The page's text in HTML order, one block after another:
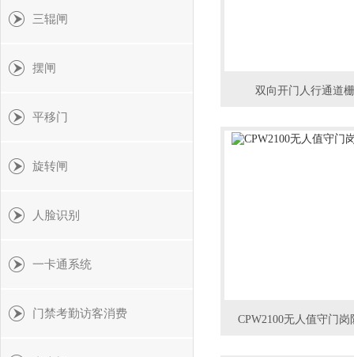
三辊闸
摆闸
平移门
旋转闸
人脸识别
一卡通系统
门禁考勤访客消费
双向开门人行通道
CPW2100无人值守门